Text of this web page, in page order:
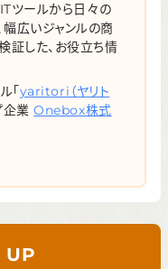
ツールから日々の
広いジャンルの商
証した、お役立ち情
「 yaritori（ヤリト
企業Onebox株式
UP